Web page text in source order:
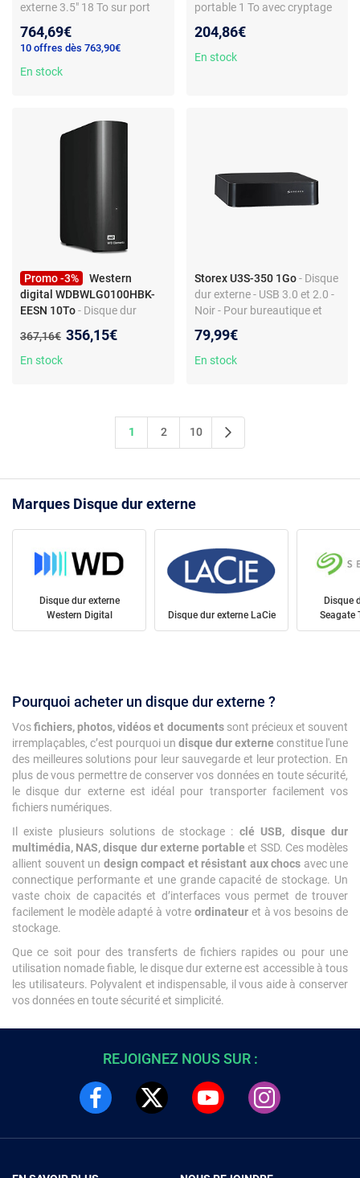
externe 3.5" 18 To sur port
764,69€
10 offres dès 763,90€
En stock
portable 1 To avec cryptage
204,86€
En stock
Promo -3%
Western
digital WDBWLG0100HBK-
EESN 10To- Disque dur
- pour ordinateur de bureau
Ancien prix :
367,16€ Nouveau prix :
356,15€
En stock
Storex U3S-350 1Go - Disque
dur externe - USB 3.0 et 2.0 -
Noir - Pour bureautique et
79,99€
En stock
1 2 10
Marques Disque dur externe
Disque dur externe
Western Digital
Disque dur externe LaCie
Disque
Seagate
Pourquoi acheter un disque dur externe ?
Vosfichiers, photos, vidéos et documentssont précieux et souvent
irremplaçables, c’est pourquoi un disque dur externe constitue l'une
des meilleures solutions pour leur sauvegarde et leur protection. En
plus de vous permettre de conserver vos données en toute sécurité,
le disque dur externe est idéal pour transporter facilement vos
fichiers numériques.
Il existe plusieurs solutions de stockage : clé USB, disque dur
multimédia, NAS, disque dur externe portable et SSD. Ces modèles
allient souvent un design compact et résistant aux chocs avec une
connectique performante et une grande capacité de stockage. Un
vaste choix de capacités et d’interfaces vous permet de trouver
facilement le modèle adapté à votre ordinateuret à vos besoins de
stockage.
Que ce soit pour des transferts de fichiers rapides ou pour une
utilisation nomade fiable, le disque dur externe est accessible à tous
les utilisateurs. Polyvalent et indispensable, il vous aide à conserver
vos données en toute sécurité et simplicité.
REJOIGNEZ NOUS SUR :